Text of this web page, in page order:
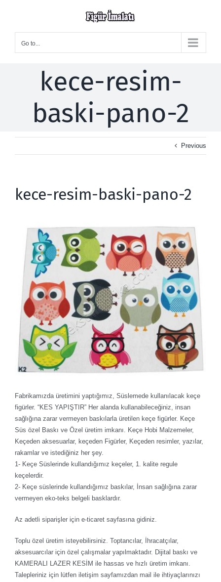
Go to...
kece-resim-
baski-pano-2
Previous
kece-resim-baski-pano-2
Fabrikamızda üretimini yaptığımız, Süslemede kullanılacak keçe
figürler. “KES YAPIŞTIR” Her alanda kullanabileceğiniz, insan
sağlığına zarar vermeyen baskılarla üretilen keçe figürler. Keçe
Süs özel Baskı ve Özel üretim imkanı. Keçe Hobi Malzemeler,
Keçeden aksesuarlar, keçeden Figürler, Keçeden resimler, yazılar,
rakamlar ve istediğiniz her şey.
1- Keçe Süslerinde kullandığımız keçeler, 1. kalite regule
keçelerdir.
2- Keçe süslerinde kullandığımız baskılar, İnsan sağlığına zarar
vermeyen eko-teks belgeli basklardır.
Az adetli siparişler için e-ticaret sayfasına gidiniz.
Toplu özel üretim isteyebilirsiniz. Toptancılar, İhracatçılar,
aksesuarcılar için özel çalışmalar yapılmaktadır. Dijital baskı ve
KAMERALI LAZER KESİM ile hassas ve hızlı üretim imkanı.
Talepleriniz için lütfen iletişim sayfamızdan mail ile ihtiyaçlarınızı